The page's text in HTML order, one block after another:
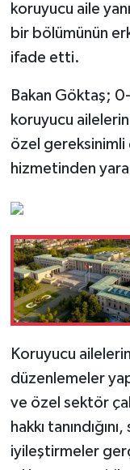
koruyucu aile
bir bölümünün
ifade etti.
Bakan Göktaş;
koruyucu
özel gereksinimli
hizmetinden
Koruyucu
düzenlemeler
ve özel sektör
hakkı
iyileştirmeler